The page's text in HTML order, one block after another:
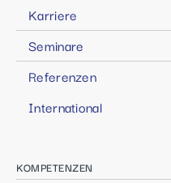
Karriere
Seminare
Referenzen
International
KOMPETENZEN